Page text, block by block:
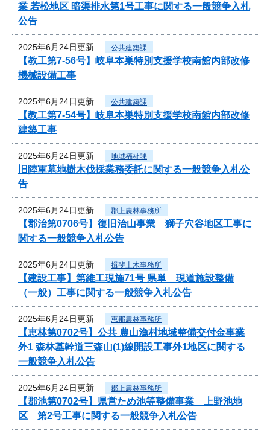
業 若松地区 暗渠排水第1号工事に関する一般競争入札
公告
2025年6月24日更新 公共建築課
【教工第7-56号】岐阜本巣特別支援学校南館内部改修
機械設備工事
2025年6月24日更新 公共建築課
【教工第7-54号】岐阜本巣特別支援学校南館内部改修
建築工事
2025年6月24日更新 地域福祉課
旧陸軍墓地樹木伐採業務委託に関する一般競争入札公
告
2025年6月24日更新 郡上農林事務所
【郡治第0706号】復旧治山事業 獅子穴谷地区工事に
関する一般競争入札公告
2025年6月24日更新 揖斐土木事務所
【建設工事】第維工現施71号 県単 現道施設整備
（一般）工事に関する一般競争入札公告
2025年6月24日更新 恵那農林事務所
【恵林第0702号】公共 農山漁村地域整備交付金事業
外1 森林基幹道三森山(1)線開設工事外1地区に関する
一般競争入札公告
2025年6月24日更新 郡上農林事務所
【郡池第0702号】県営ため池等整備事業 上野池地
区 第2号工事に関する一般競争入札公告